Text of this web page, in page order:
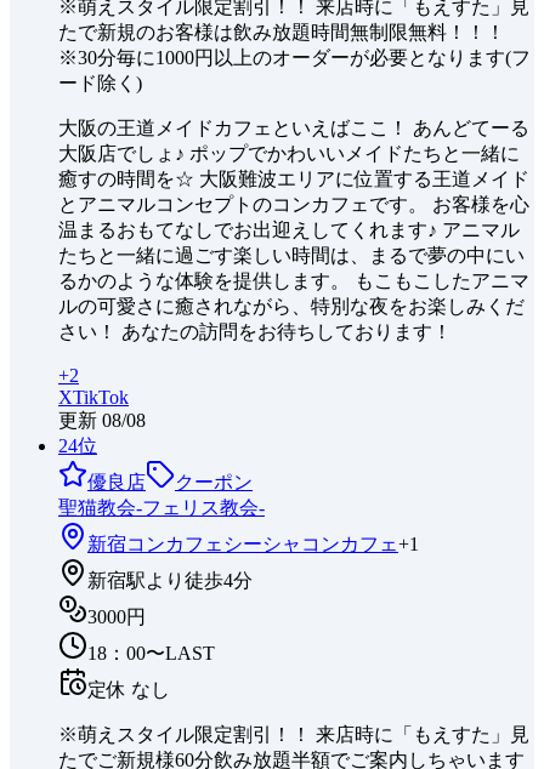
※萌えスタイル限定割引！！ 来店時に「もえすた」見
たで新規のお客様は飲み放題時間無制限無料！！！
※30分毎に1000円以上のオーダーが必要となります(フ
ード除く)
大阪の王道メイドカフェといえばここ！ あんどてーる
大阪店でしょ♪ ポップでかわいいメイドたちと一緒に
癒すの時間を☆ 大阪難波エリアに位置する王道メイド
とアニマルコンセプトのコンカフェです。 お客様を心
温まるおもてなしでお出迎えしてくれます♪ アニマル
たちと一緒に過ごす楽しい時間は、まるで夢の中にい
るかのような体験を提供します。 もこもこしたアニマ
ルの可愛さに癒されながら、特別な夜をお楽しみくだ
さい！ あなたの訪問をお待ちしております！
+2
XTikTok
更新 08/08
24位
優良店
クーポン
聖猫教会-フェリス教会-
新宿コンカフェ シーシャ コンカフェ+1
新宿駅より徒歩4分
3000円
18：00〜LAST
定休 なし
※萌えスタイル限定割引！！ 来店時に「もえすた」見
たでご新規様60分飲み放題半額でご案内しちゃいます